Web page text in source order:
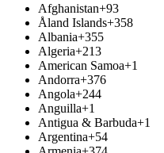
Afghanistan+93
Åland Islands+358
Albania+355
Algeria+213
American Samoa+1
Andorra+376
Angola+244
Anguilla+1
Antigua & Barbuda+1
Argentina+54